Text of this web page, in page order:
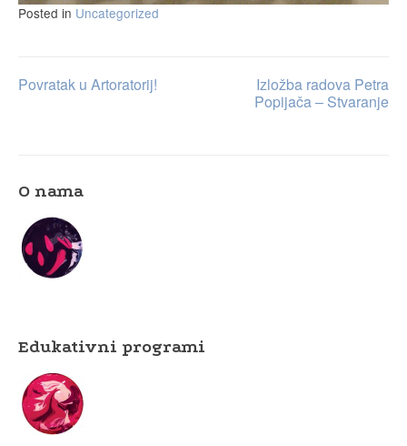
Posted in Uncategorized
Post
Povratak u Artoratorij!
Izložba radova Petra
Popijača – Stvaranje
O nama
Edukativni programi